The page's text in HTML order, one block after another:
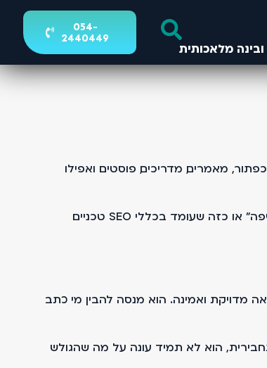
054-
2440449
מאמרים, מדריכים, פוסטים ואפילו
כמי שעוסק בקידום אתרים בגוגל לאורך שנים, אני רואה שינוי ברור. לא רק באלגוריתם, אלא בגישה. גוגל כבר לא מחפש טקסט “יפה” או כזה שעומד בכללי SEO טכניים
מדויקת ואמינה. הוא מנסה להבין מי כתב
הוא לא תמיד עונה על מה שהגולש